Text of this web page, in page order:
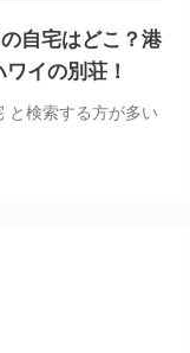
自宅はどこ？港
イの別荘！
と検索する方が多い